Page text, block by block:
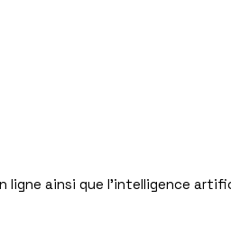
ainsi que l’intelligence